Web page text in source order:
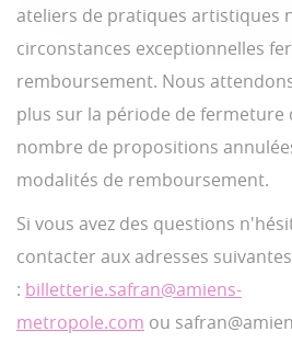
ateliers de pratiques artistiques
circonstances exceptionnelles
remboursement. Nous
plus sur la période de fermeture
nombre de propositions
modalités de remboursement.
Si vous avez des questions
contacter aux adresses suivantes
: billetterie.safran@amiens-
metropole.com ou